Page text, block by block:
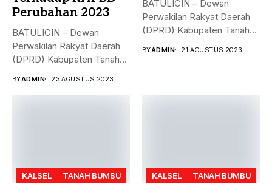
Perubahan 2023
BATULICIN – Dewan
Perwakilan Rakyat Daerah
(DPRD) Kabupaten Tanah
BYADMIN 23 AGUSTUS 2023
BATULICIN – Dewan
Perwakilan Rakyat Daerah
(DPRD) Kabupaten Tanah
BYADMIN 21 AGUSTUS 2023
KALSEL TANAH BUMBU KALSEL TANAH BUMBU